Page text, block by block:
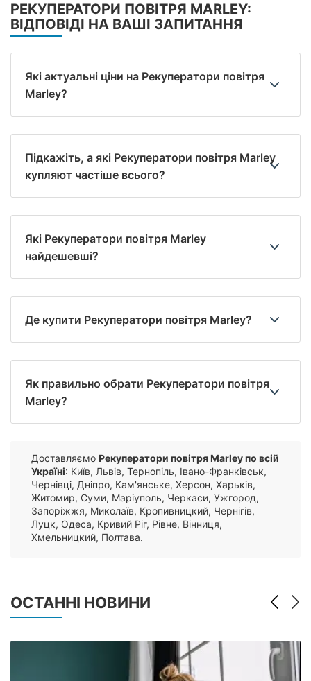
РЕКУПЕРАТОРИ ПОВІТРЯ MARLEY:
ВІДПОВІДІ НА ВАШІ ЗАПИТАННЯ
Які актуальні ціни на Рекуператори повітря
Marley?
Підкажіть, а які Рекуператори повітря Marley
купляют частіше всього?
Які Рекуператори повітря Marley
найдешевші?
Де купити Рекуператори повітря Marley?
Як правильно обрати Рекуператори повітря
Marley?
Доставляємо Рекуператори повітря Marley по всій
Україні: Київ, Львів, Тернопіль, Івано-Франківськ,
Чернівці, Дніпро, Кам'янське, Херсон, Харьків,
Житомир, Суми, Маріуполь, Черкаси, Ужгород,
Запоріжжя, Миколаїв, Кропивницкий, Чернігів,
Луцк, Одеса, Кривий Ріг, Рівне, Вінниця,
Хмельницкий, Полтава.
ОСТАННІ НОВИНИ